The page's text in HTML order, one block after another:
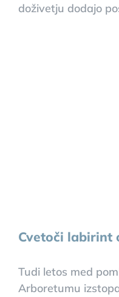
doživetju dodajo
Cvetoči labirint
Tudi letos med
Arboretumu